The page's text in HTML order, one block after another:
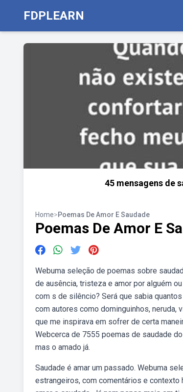
FDPLEARN
45 mensagens de
Home>Poemas De Amor E Saudade
Poemas De Amor E
Webuma seleção de poemas sobre
de ausência, tristeza e amor por alguém
com s de silêncio? Será que sabia
com autores como dominguinhos, neruda,
que me inspirava em sofrer de certa
Webcerca de 7555 poemas de saudade
mas o amado já.
Saudade é amar um passado. Webuma
estrangeiros, com comentários e